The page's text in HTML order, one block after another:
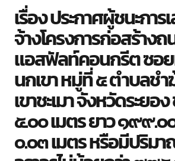
เรื่อง ประกาศผู้ชนะการ
จ้างโครงการก่อสร้าง
แอสฟัลท์คอนกรีต ซอ
นกเขา หมู่ที่ ๕ ตำบลชำ
เขาชะเมา จังหวัดระยอ
๕.๐๐ เมตร ยาว ๑๙๙.๐
๐.๐๓ เมตร หรือมีปริม